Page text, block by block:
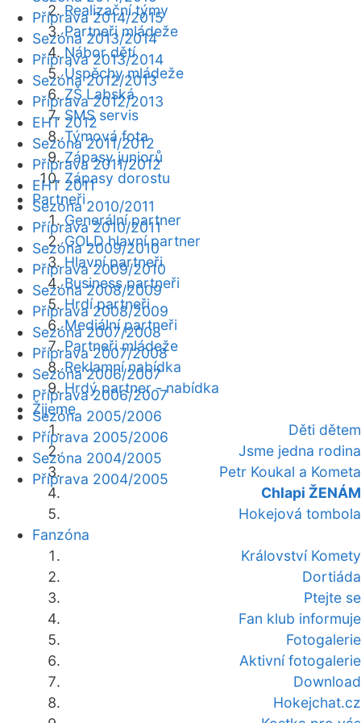
Realizační týmy
Partneři mládeže
Nábor dětí
Úspěchy mládeže
ZŠ Labská
SMS servis
Týmová fota
Zápasy juniorů
Zápasy dorostu
Partneři
Generální partner
GOLD hlavní partner
Hlavní partneři
Business partneři
Hrdí partneři
Mediální partneři
Partneři mládeže
Reklamní nabídka
Hrdý partner - nabídka
Žijeme
Děti dětem
Jsme jedna rodina
Petr Koukal a Kometa
Chlapi ŽENÁM
Hokejová tombola
Fanzóna
Království Komety
Dortiáda
Ptejte se
Fan klub informuje
Fotogalerie
Aktivní fotogalerie
Download
Hokejchat.cz
Příprava 2014/2015
Sezóna 2013/2014
Příprava 2013/2014
Sezóna 2012/2013
Příprava 2012/2013
EHT 2012
Sezóna 2011/2012
Příprava 2011/2012
EHT 2011
Sezóna 2010/2011
Příprava 2010/2011
Sezóna 2009/2010
Příprava 2009/2010
Sezóna 2008/2009
Příprava 2008/2009
Sezóna 2007/2008
Příprava 2007/2008
Sezóna 2006/2007
Příprava 2006/2007
Sezóna 2005/2006
Příprava 2005/2006
Sezóna 2004/2005
Příprava 2004/2005